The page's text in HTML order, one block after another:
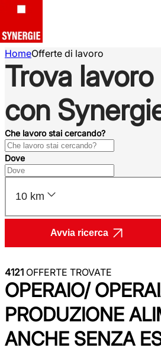
HomeOfferte di lavoro
Trova lavoro
con
Che lavoro stai cercando?
Dove
10 km
Avvia ricerca
4121 OFFERTE TROVATE
OPERAIO/
PRODUZIONE
ANCHE SENZA